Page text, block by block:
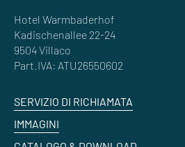
Hotel Warmbaderhof
Kadischenallee 22-24
9504 Villaco
Part.IVA: ATU26550602
SERVIZIO DI RICHIAMATA
IMMAGINI